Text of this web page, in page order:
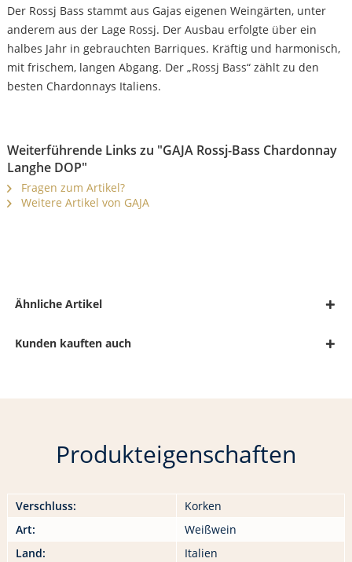
Der Rossj Bass stammt aus Gajas eigenen Weingärten, unter
anderem aus der Lage Rossj. Der Ausbau erfolgte über ein
halbes Jahr in gebrauchten Barriques. Kräftig und harmonisch,
mit frischem, langen Abgang. Der „Rossj Bass“ zählt zu den
besten Chardonnays Italiens.
Weiterführende Links zu "GAJA Rossj-Bass Chardonnay
Langhe DOP"
Fragen zum Artikel?
Weitere Artikel von GAJA
Ähnliche Artikel
Kunden kauften auch
Produkteigenschaften
Verschluss:
Korken
Art:
Weißwein
Land:
Italien